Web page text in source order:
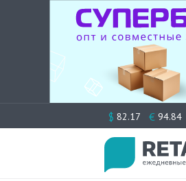
к
$ 82.17 € 94.84